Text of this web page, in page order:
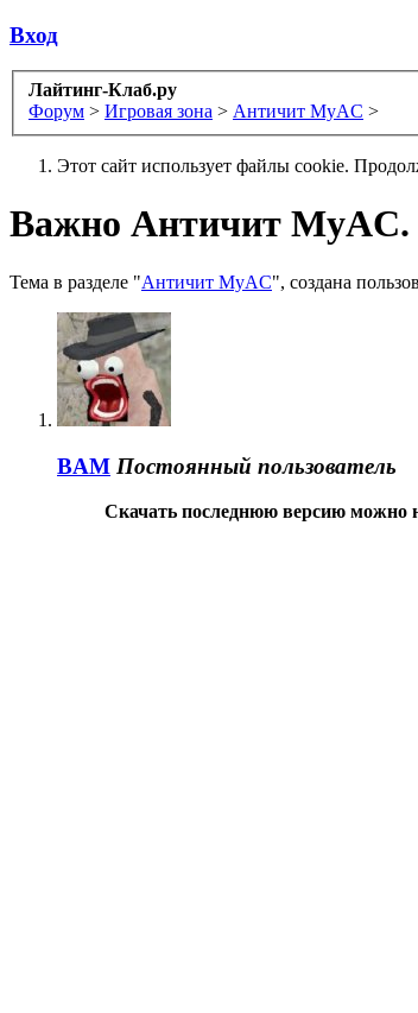
Вход
Лайтинг-Клаб.ру
Форум > Игровая зона > Античит MyAC >
Этот сайт использует файлы cookie.
Важно Античит MyAC.
Тема в разделе "Античит MyAC", создана
BAM Постоянный пользователь
Скачать последнюю версию можно